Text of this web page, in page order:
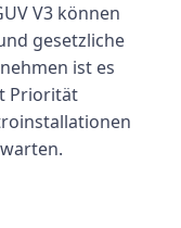
V3 können
gesetzliche
ist es
Priorität